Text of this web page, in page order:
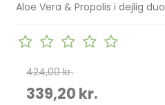
Aloe Vera & Propolis i dejlig duo
424,00 kr.
339,20 kr.